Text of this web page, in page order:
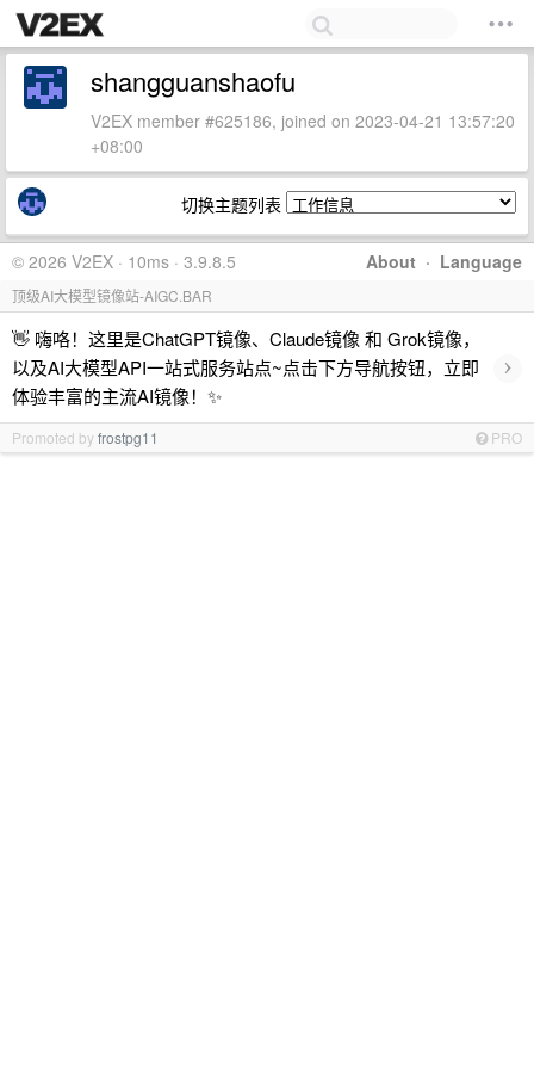
shangguanshaofu
V2EX member #625186, joined on 2023-04-21 13:57:20
+08:00
切换主题列表
About · Language
© 2026 V2EX · 10ms · 3.9.8.5
顶级AI大模型镜像站-AIGC.BAR
👋 嗨咯！这里是ChatGPT镜像、Claude镜像 和 Grok镜像，
以及AI大模型API一站式服务站点~点击下方导航按钮，立即
体验丰富的主流AI镜像！✨
›
Promoted byfrostpg11 PRO